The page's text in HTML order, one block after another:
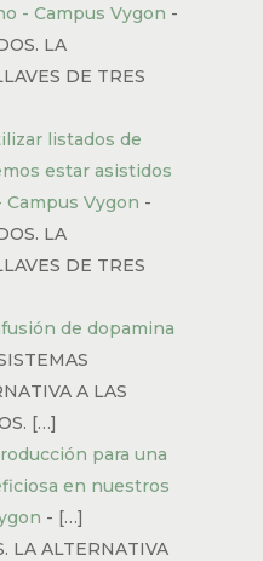
- Campus Vygon -
LA
DE TRES
listados de
estar asistidos
Vygon -
LA
DE TRES
de dopamina
A LAS
[…]
para una
en nuestros
- […]
LA ALTERNATIVA